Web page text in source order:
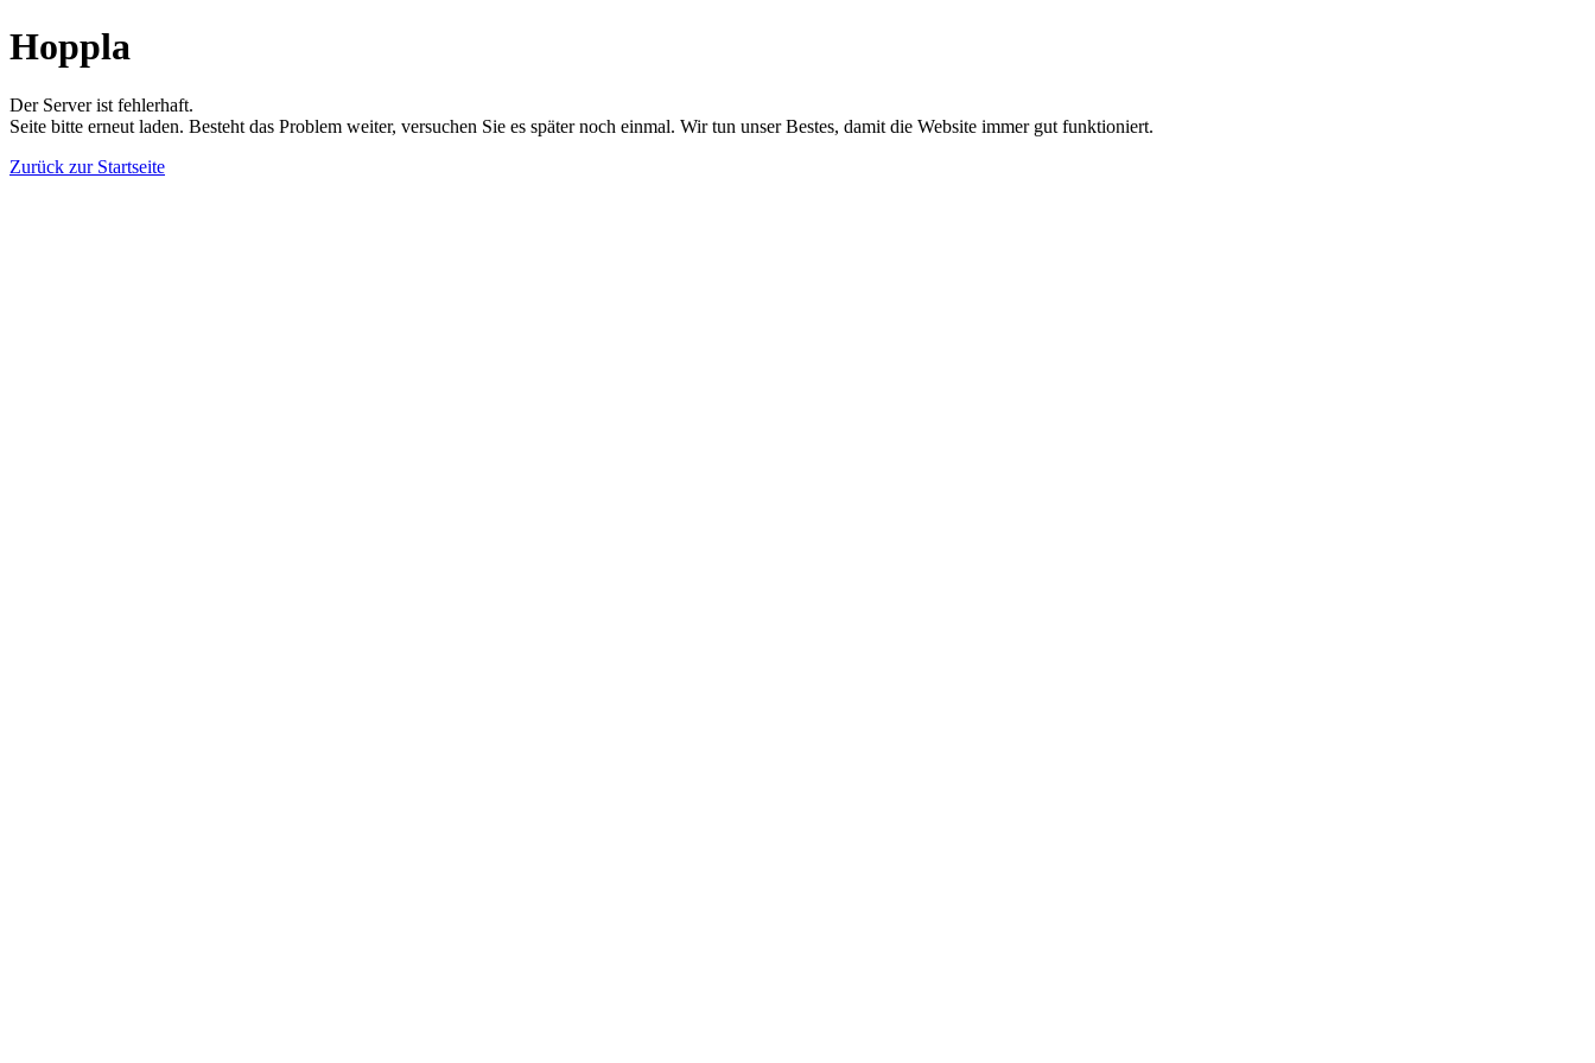
Hoppla
Der Server ist fehlerhaft.
Seite bitte erneut laden. Besteht das Problem weiter, versuchen Sie es später noch einmal. Wir tun unser Bestes, damit die Website immer gut funktioniert.
Zurück zur Startseite